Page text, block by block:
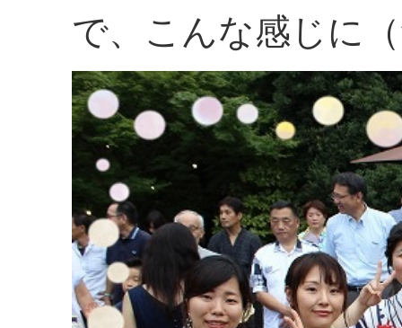
で、こんな感じに